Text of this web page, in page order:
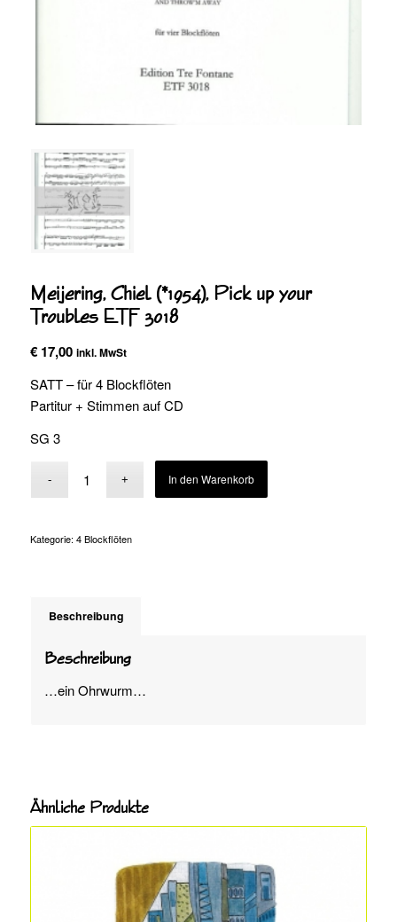
Meijering, Chiel (*1954), Pick up your
Troubles ETF 3018
€17,00 inkl. MwSt
SATT – für 4 Blockflöten
Partitur + Stimmen auf CD
SG 3
In den Warenkorb
Kategorie: 4 Blockflöten
Beschreibung
Beschreibung
…ein Ohrwurm…
Ähnliche Produkte